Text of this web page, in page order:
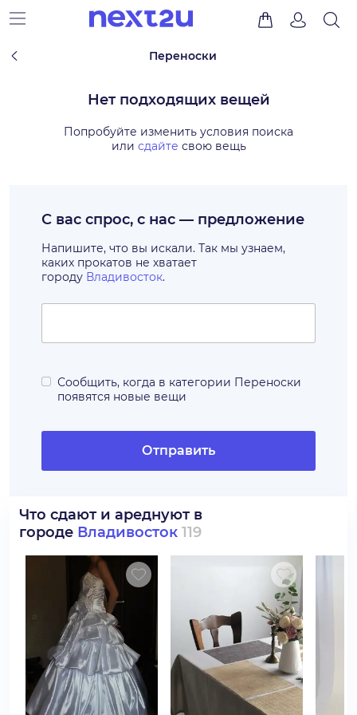
Переноски
Нет подходящих вещей
Попробуйте изменить условия поиска
или сдайте свою вещь
С вас спрос, с нас — предложение
Напишите, что вы искали. Так мы узнаем,
каких прокатов не хватает
городу Владивосток.
Сообщить, когда в категории Переноски
появятся новые вещи
Отправить
Что сдают и ареднуют в
городе Владивосток 119